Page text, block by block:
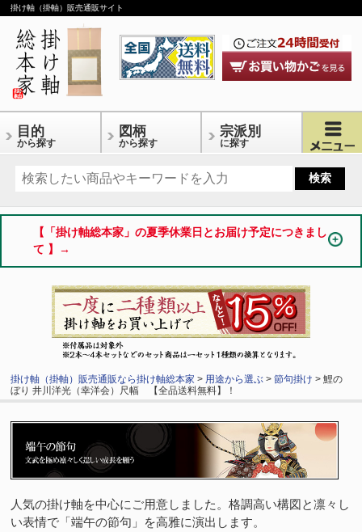
掛け軸（掛軸）販売通販サイト
目的
から探す
図柄
から探す
宗派別
に探す
【「掛け軸総本家」の夏季休業日とお届け予定につきまし
て 】→
掛け軸（掛軸）販売通販なら掛け軸総本家 > 用途から選ぶ >節句掛け > 鯉の
ぼり 井川洋光（幸洋会）尺幅 【全品送料無料】！
人気の掛け軸を中心にご用意しました。格調高い構図と凛々し
い表情で「端午の節句」を高雅に演出します。